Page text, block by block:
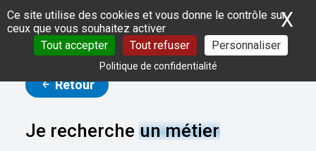
Panneau de gestion des cookies
Ce site utilise des cookies et vous donne le contrôle sur
ceux que vous souhaitez activer
Tout accepter
Tout refuser Personnaliser
Politique de confidentialité
X
Retour
Je recherche un métier